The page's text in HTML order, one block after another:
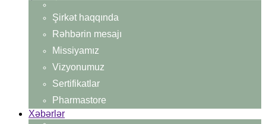
Şirkət haqqında
Rəhbərin mesajı
Missiyamız
Vizyonumuz
Sertifikatlar
Pharmastore
Xəbərlər